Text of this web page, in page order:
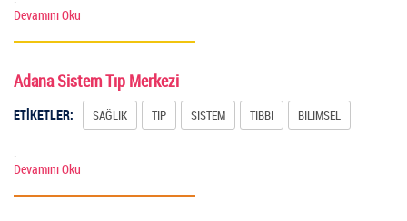
Devamını Oku
Adana Sistem Tıp Merkezi
ETİKETLER: SAĞLIK TIP SISTEM TIBBI BILIMSEL
Devamını Oku